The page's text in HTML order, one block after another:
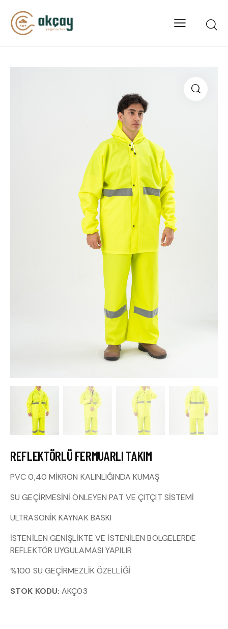
REFLEKTÖRLÜ FERMUARLI TAKIM
PVC 0,40 MİKRON KALINLIĞINDA KUMAŞ
SU GEÇİRMESİNİ ÖNLEYEN PAT VE ÇITÇIT SİSTEMİ
ULTRASONİK KAYNAK BASKI
İSTENİLEN GENİŞLİKTE VE İSTENİLEN BÖLGELERDE
REFLEKTÖR UYGULAMASI YAPILIR
%100 SU GEÇİRMEZLİK ÖZELLİĞİ
STOK KODU: AKÇ03